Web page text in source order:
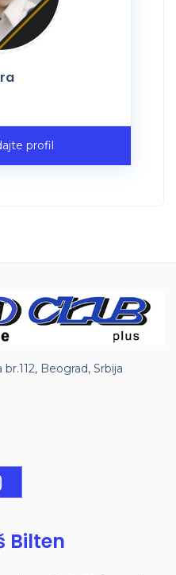
profil
Beograd, Srbija
Bilten